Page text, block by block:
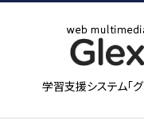
学習支援システム「グ